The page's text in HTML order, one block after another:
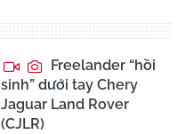
Freelander “hồi
sinh” dưới tay Chery
Jaguar Land Rover
(CJLR)